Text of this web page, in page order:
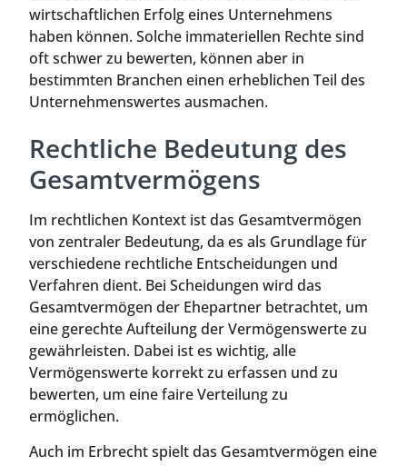
wirtschaftlichen Erfolg eines Unternehmens
haben können. Solche immateriellen Rechte sind
oft schwer zu bewerten, können aber in
bestimmten Branchen einen erheblichen Teil des
Unternehmenswertes ausmachen.
Rechtliche Bedeutung des
Gesamtvermögens
Im rechtlichen Kontext ist das Gesamtvermögen
von zentraler Bedeutung, da es als Grundlage für
verschiedene rechtliche Entscheidungen und
Verfahren dient. Bei Scheidungen wird das
Gesamtvermögen der Ehepartner betrachtet, um
eine gerechte Aufteilung der Vermögenswerte zu
gewährleisten. Dabei ist es wichtig, alle
Vermögenswerte korrekt zu erfassen und zu
bewerten, um eine faire Verteilung zu
ermöglichen.
Auch im Erbrecht spielt das Gesamtvermögen eine